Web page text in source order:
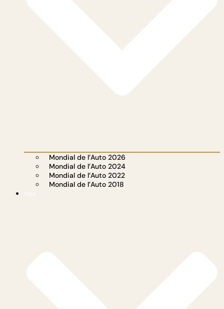
Mondial de l’Auto 2026
Mondial de l’Auto 2024
Mondial de l’Auto 2022
Mondial de l’Auto 2018